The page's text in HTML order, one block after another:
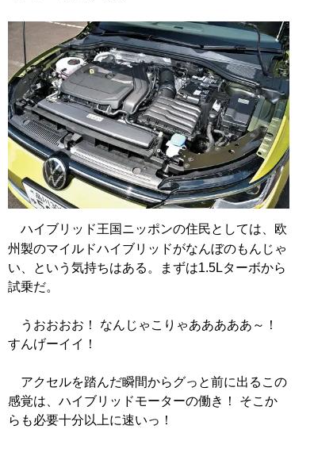
ハイブリッド王国ニッポンの住民としては、欧
州製のマイルドハイブリッドがなんぼのもんじゃ
い、という気持ちはある。まずは1.5Lターボから
試乗だ。
うおおおお！ なんじゃこりゃあああああ～！
すんげーイイ！
アクセルを踏んだ瞬間からグっと前に出るこの
感覚は、ハイブリッドモーターの働き！ そこか
らも必要十分以上に速いっ！